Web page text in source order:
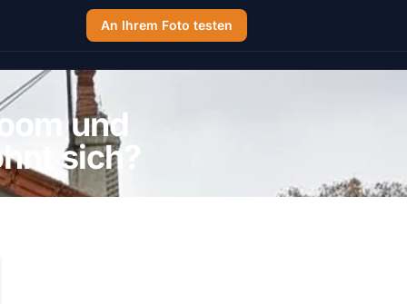
An Ihrem Foto testen
und
sich?